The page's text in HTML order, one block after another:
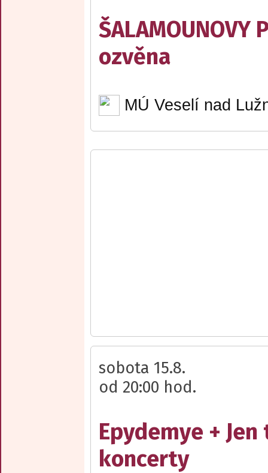
ŠALAMOUNOVY
ozvěna
MÚ Veselí nad
sobota 15.8.
od 20:00 hod.
Epydemye +
koncerty